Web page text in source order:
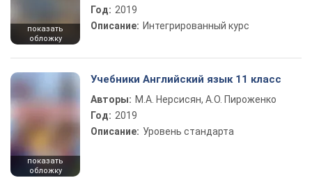
показать
обложку
Год: 2019
Описание: Интегрированный курс
показать
обложку
Учебники Английский язык 11 класс
Авторы: М.А. Нерсисян, А.О. Пироженко
Год: 2019
Описание: Уровень стандарта